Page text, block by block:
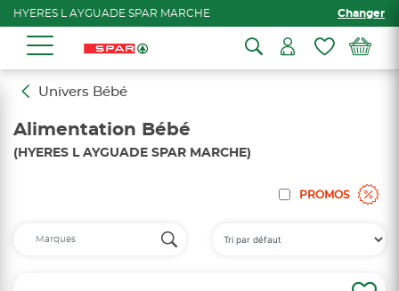
HYERES L AYGUADE SPAR MARCHE Changer
Univers Bébé
Alimentation Bébé
(HYERES L AYGUADE SPAR MARCHE)
PROMOS